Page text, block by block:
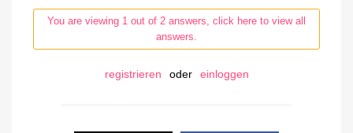
You are viewing 1 out of 2 answers, click here to view all
answers.
registrieren oder einloggen